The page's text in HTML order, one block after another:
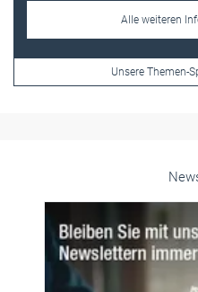
Alle weiteren
Unsere Themen-